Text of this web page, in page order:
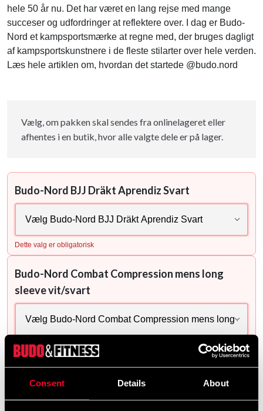
Consent Details About
hele 50 år nu. Det har været en lang rejse med mange
succeser og udfordringer at reflektere over. I dag er Budo-
Nord et kampsportsmærke at regne med, der bruges dagligt
af kampsportskunstnere i de fleste stilarter over hele verden.
Læs hele artiklen om, hvordan det startede @budo.nord
Vælg, om pakken skal sendes fra onlinelageret eller
afhentes i en butik, hvor alle valgte dele er på lager.
Budo-Nord BJJ Dräkt Aprendiz Svart
Dette valg er obligatorisk
Budo-Nord Combat Compression mens long
sleeve vit/svart
Dette valg er obligatorisk